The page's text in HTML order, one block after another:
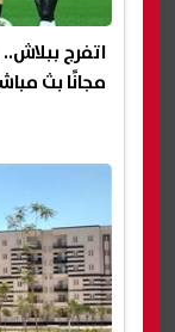
اتفرج ببلاش..
مجانًا بث